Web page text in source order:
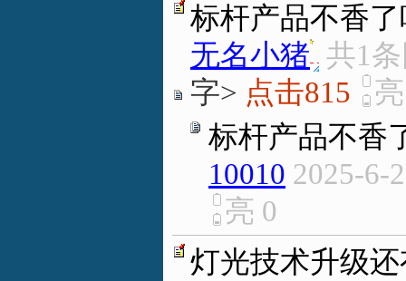
标杆产品不香
无名小猪. 共1
字> 点击815
标杆产品不香
10010 2025-6-
亮 0
灯光技术升级